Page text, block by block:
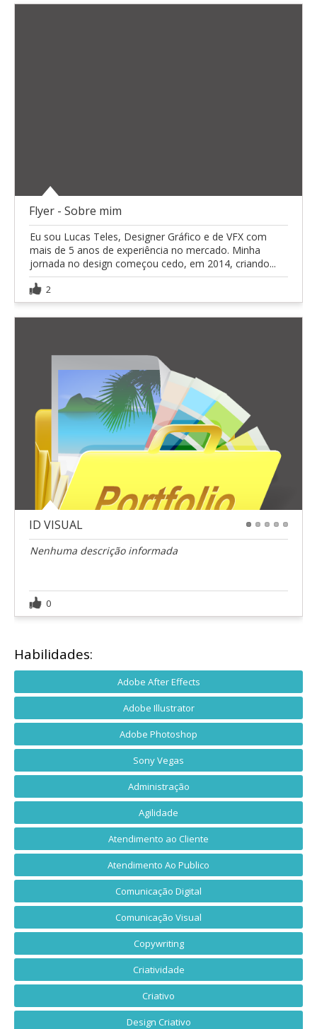
Flyer - Sobre mim
Eu sou Lucas Teles, Designer Gráfico e de VFX com
mais de 5 anos de experiência no mercado. Minha
jornada no design começou cedo, em 2014, criando...
2
ID VISUAL
Nenhuma descrição informada
0
Habilidades:
Adobe After Effects
Adobe Illustrator
Adobe Photoshop
Sony Vegas
Administração
Agilidade
Atendimento ao Cliente
Atendimento Ao Publico
Comunicação Digital
Comunicação Visual
Copywriting
Criatividade
Criativo
Design Criativo